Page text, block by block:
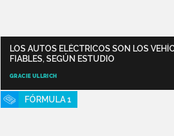
LOS AUTOS ELÉCTRICOS SON LOS
FIABLES, SEGÚN ESTUDIO
GRACIE ULLRICH
FÓRMULA 1